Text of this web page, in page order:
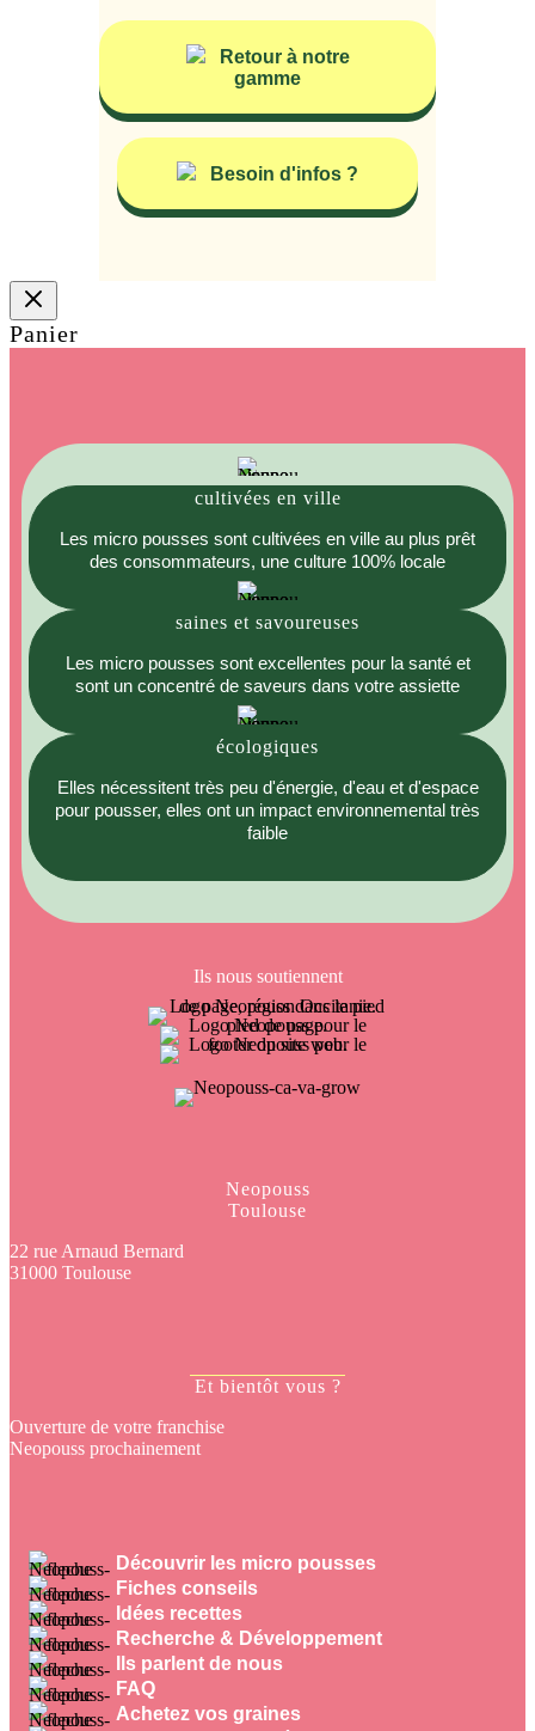
Retour à notre
gamme
Besoin d'infos ?
Panier
cultivées en ville
Les micro pousses sont cultivées en ville au plus prêt
des consommateurs, une culture 100% locale
saines et savoureuses
Les micro pousses sont excellentes pour la santé et
sont un concentré de saveurs dans votre assiette
écologiques
Elles nécessitent très peu d'énergie, d'eau et d'espace
pour pousser, elles ont un impact environnemental très
faible
Ils nous soutiennent
Neopouss
Toulouse
22 rue Arnaud Bernard
31000 Toulouse
Et bientôt vous ?
Ouverture de votre franchise
Neopouss prochainement
Découvrir les micro pousses
Fiches conseils
Idées recettes
Recherche & Développement
Ils parlent de nous
FAQ
Achetez vos graines